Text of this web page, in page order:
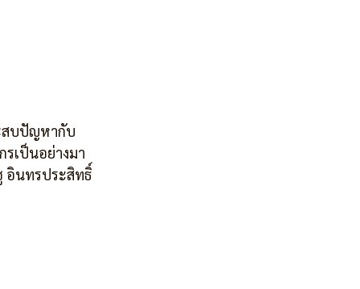
สบปัญหากับ
เป็นอย่างมา
อินทรประสิทธิ์